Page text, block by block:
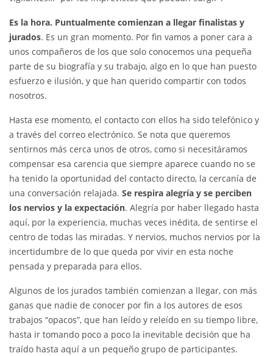
Es la hora. Puntualmente comienzan a llegar finalistas y
jurados. Es un gran momento. Por fin vamos a poner cara a
unos compañeros de los que solo conocemos una pequeña
parte de su biografía y su trabajo, algo en lo que han puesto
esfuerzo e ilusión, y que han querido compartir con todos
nosotros.
Hasta ese momento, el contacto con ellos ha sido telefónico y
a través del correo electrónico. Se nota que queremos
sentirnos más cerca unos de otros, como si necesitáramos
compensar esa carencia que siempre aparece cuando no se
ha tenido la oportunidad del contacto directo, la cercanía de
una conversación relajada. Se respira alegría y se perciben
los nervios y la expectación. Alegría por haber llegado hasta
aquí, por la experiencia, muchas veces inédita, de sentirse el
centro de todas las miradas. Y nervios, muchos nervios por la
incertidumbre de lo que queda por vivir en esta noche
pensada y preparada para ellos.
Algunos de los jurados también comienzan a llegar, con más
ganas que nadie de conocer por fin a los autores de esos
trabajos “opacos”, que han leído y releído en su tiempo libre,
hasta ir tomando poco a poco la inevitable decisión que ha
traído hasta aquí a un pequeño grupo de participantes.